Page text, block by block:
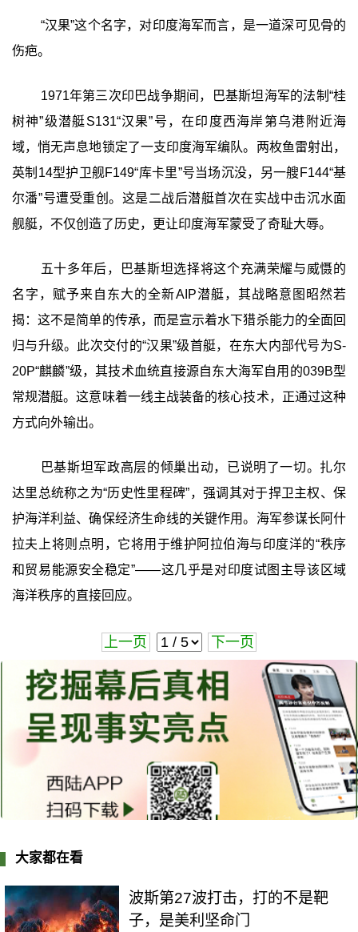
“汉果”这个名字，对印度海军而言，是一道深可见骨的
伤疤。
1971年第三次印巴战争期间，巴基斯坦海军的法制“桂
树神”级潜艇S131“汉果”号，在印度西海岸第乌港附近海
域，悄无声息地锁定了一支印度海军编队。两枚鱼雷射出，
英制14型护卫舰F149“库卡里”号当场沉没，另一艘F144“基
尔潘”号遭受重创。这是二战后潜艇首次在实战中击沉水面
舰艇，不仅创造了历史，更让印度海军蒙受了奇耻大辱。
五十多年后，巴基斯坦选择将这个充满荣耀与威慑的
名字，赋予来自东大的全新AIP潜艇，其战略意图昭然若
揭：这不是简单的传承，而是宣示着水下猎杀能力的全面回
归与升级。此次交付的“汉果”级首艇，在东大内部代号为S-
20P“麒麟”级，其技术血统直接源自东大海军自用的039B型
常规潜艇。这意味着一线主战装备的核心技术，正通过这种
方式向外输出。
巴基斯坦军政高层的倾巢出动，已说明了一切。扎尔
达里总统称之为“历史性里程碑”，强调其对于捍卫主权、保
护海洋利益、确保经济生命线的关键作用。海军参谋长阿什
拉夫上将则点明，它将用于维护阿拉伯海与印度洋的“秩序
和贸易能源安全稳定”——这几乎是对印度试图主导该区域
海洋秩序的直接回应。
上一页 下一页
大家都在看
波斯第27波打击，打的不是靶
子，是美利坚命门